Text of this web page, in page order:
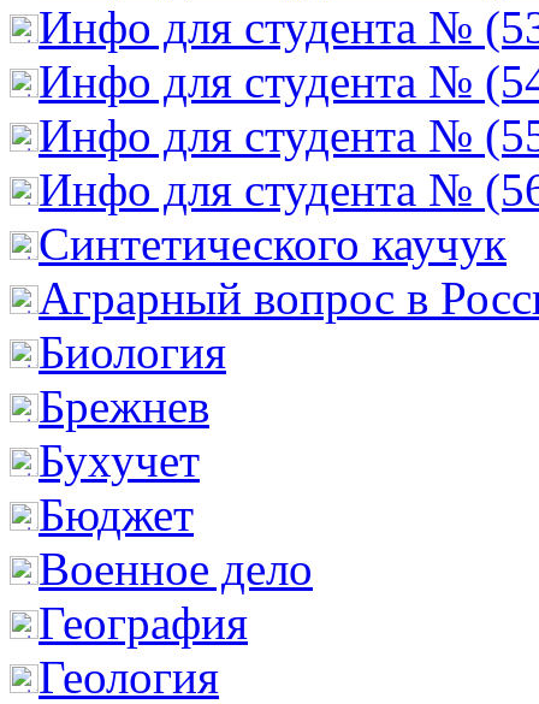
Инфо для студента №
Инфо для студента №
Инфо для студента №
Инфо для студента №
Cинтетического каучук
Аграрный вопрос в
Биология
Брежнев
Бухучет
Бюджет
Военное дело
География
Геология